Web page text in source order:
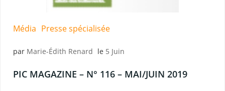
Média Presse spécialisée
par Marie-Édith Renard le 5 Juin
PIC MAGAZINE – N° 116 – MAI/JUIN 2019